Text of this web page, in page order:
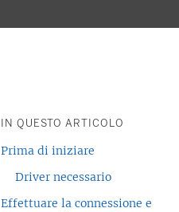
IN QUESTO ARTICOLO
Prima di iniziare
Driver necessario
Effettuare la connessione e